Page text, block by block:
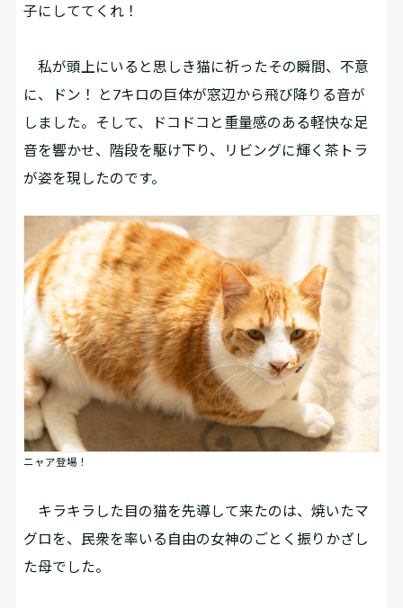
子にしててくれ！
私が頭上にいると思しき猫に祈ったその瞬間、不意
に、ドン！ と7キロの巨体が窓辺から飛び降りる音が
しました。そして、ドコドコと重量感のある軽快な足
音を響かせ、階段を駆け下り、リビングに輝く茶トラ
が姿を現したのです。
ニャア登場！
キラキラした目の猫を先導して来たのは、焼いたマ
グロを、民衆を率いる自由の女神のごとく振りかざし
た母でした。